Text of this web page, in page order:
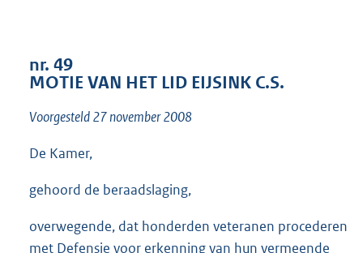
:
nr. 49
MOTIE VAN HET LID EIJSINK C.S.
Voorgesteld 27 november 2008
De Kamer,
gehoord de beraadslaging,
overwegende, dat honderden veteranen procederen
met Defensie voor erkenning van hun vermeende